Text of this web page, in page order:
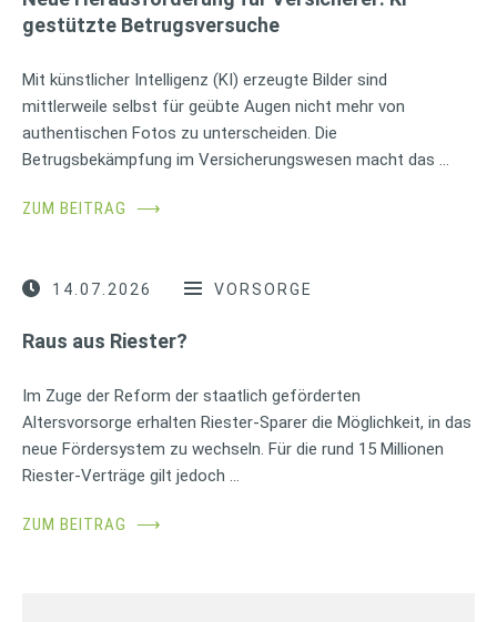
gestützte Betrugsversuche
Mit künstlicher Intelligenz (KI) erzeugte Bilder sind
mittlerweile selbst für geübte Augen nicht mehr von
authentischen Fotos zu unterscheiden. Die
Betrugsbekämpfung im Versicherungswesen macht das …
ZUM BEITRAG ⟶
14.07.2026 VORSORGE
Raus aus Riester?
Im Zuge der Reform der staatlich geförderten
Altersvorsorge erhalten Riester-Sparer die Möglichkeit, in das
neue Fördersystem zu wechseln. Für die rund 15 Millionen
Riester-Verträge gilt jedoch …
ZUM BEITRAG ⟶